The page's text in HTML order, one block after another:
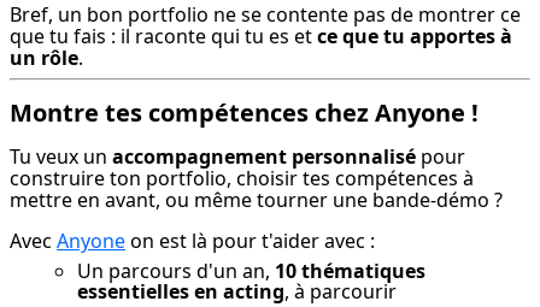
Bref, un bon portfolio ne se contente pas de montrer ce
que tu fais : il raconte qui tu es et ce que tu apportes à
un rôle.
Montre tes compétences chez Anyone !
Tu veux un accompagnement personnalisé pour
construire ton portfolio, choisir tes compétences à
mettre en avant, ou même tourner une bande-démo ?
Avec Anyone on est là pour t'aider avec :
Un parcours d'un an, 10 thématiques
essentielles en acting, à parcourir